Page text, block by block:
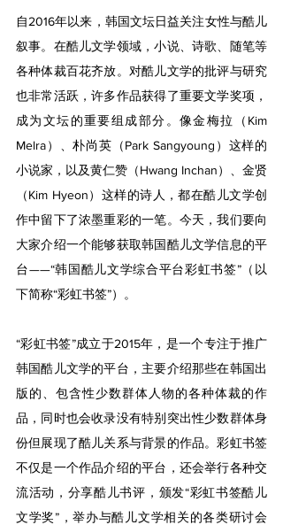
自2016年以来，韩国文坛日益关注女性与酷儿
叙事。在酷儿文学领域，小说、诗歌、随笔等
各种体裁百花齐放。对酷儿文学的批评与研究
也非常活跃，许多作品获得了重要文学奖项，
成为文坛的重要组成部分。像金梅拉（Kim
Melra）、朴尚英（Park Sangyoung）这样的
小说家，以及黄仁赞（Hwang Inchan）、金贤
（Kim Hyeon）这样的诗人，都在酷儿文学创
作中留下了浓墨重彩的一笔。今天，我们要向
大家介绍一个能够获取韩国酷儿文学信息的平
台——“韩国酷儿文学综合平台彩虹书签”（以
下简称“彩虹书签”）。
“彩虹书签”成立于2015年，是一个专注于推广
韩国酷儿文学的平台，主要介绍那些在韩国出
版的、包含性少数群体人物的各种体裁的作
品，同时也会收录没有特别突出性少数群体身
份但展现了酷儿关系与背景的作品。彩虹书签
不仅是一个作品介绍的平台，还会举行各种交
流活动，分享酷儿书评，颁发“彩虹书签酷儿
文学奖”，举办与酷儿文学相关的各类研讨会